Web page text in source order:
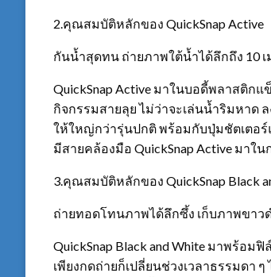
2.คุณสมบัติหลักของ QuickSnap Active
กันน้ำสุดทน ถ่ายภาพใต้น้ำได้ลึกถึง 10 เ
QuickSnap Active มาในบอดี้พลาสติก
กิจกรรมสายลุย ไม่ว่าจะเล่นน้ำริมหาด
ให้ใหญ่กว่ารุ่นปกติ พร้อมกับปุ่มชัตเตอร์
มีสายคล้องมือ QuickSnap Active มา
3.คุณสมบัติหลักของ QuickSnap Black
ถ่ายทอดโทนภาพได้ลึกซึ้ง เก็บภาพขาว
QuickSnap Black and White มาพร้อ
เพียงกดถ่ายก็เปลี่ยนช่วงเวลาธรรมดา